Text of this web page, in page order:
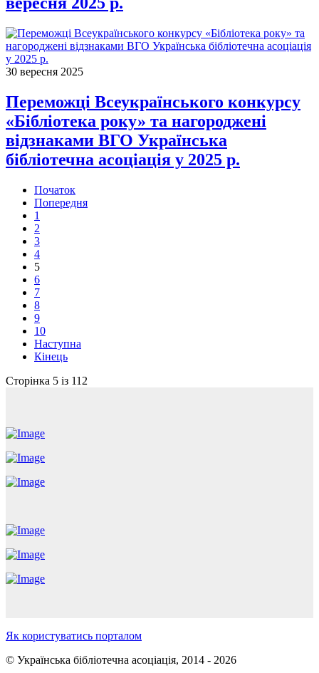
30 вересня 2025
Переможці Всеукраїнського конкурсу
«Бібліотека року» та нагороджені
відзнаками ВГО Українська
бібліотечна асоціація у 2025 р.
Початок
Попередня
1
2
3
4
5
6
7
8
9
10
Наступна
Кінець
Сторінка 5 із 112
Як користуватись порталом
© Українська бібліотечна асоціація, 2014 - 2026